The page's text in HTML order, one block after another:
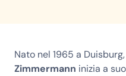
Nato nel 1965 a
Zimmermann inizia a